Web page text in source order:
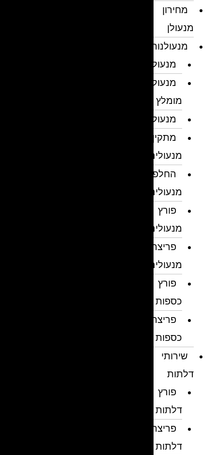
מחירון
מנעולן
מנעולנות
מנעולן
מנעולן
מומלץ
מנעולנים
מתקין
מנעולים
החלפת
מנעולים
פורץ
מנעולים
פריצת
מנעולים
פורץ
כספות
פריצת
כספות
שירותי
דלתות
פורץ
דלתות
פריצת
דלתות